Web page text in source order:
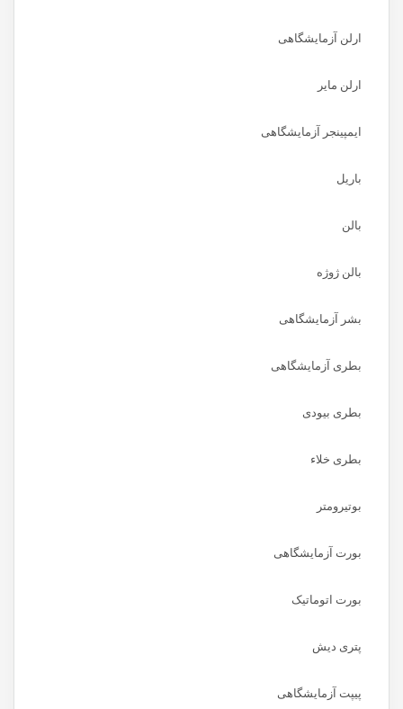
ارلن آزمایشگاهی
ارلن مایر
ایمپینجر آزمایشگاهی
باریل
بالن
بالن ژوژه
بشر آزمایشگاهی
بطری آزمایشگاهی
بطری بیودی
بطری خلاء
بوتیرومتر
بورت آزمایشگاهی
بورت اتوماتیک
پتری دیش
پیپت آزمایشگاهی